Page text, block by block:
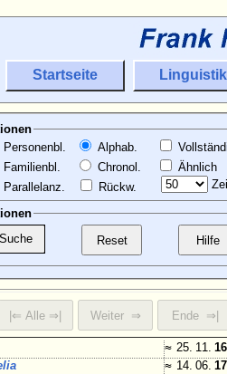
Startseite Linguistik
Personenbl.
Familienbl.
Parallelanz.
Alphab.
Chronol.
Rückw.
Ähnlich
≈ 25. 11.
≈ 14. 06.